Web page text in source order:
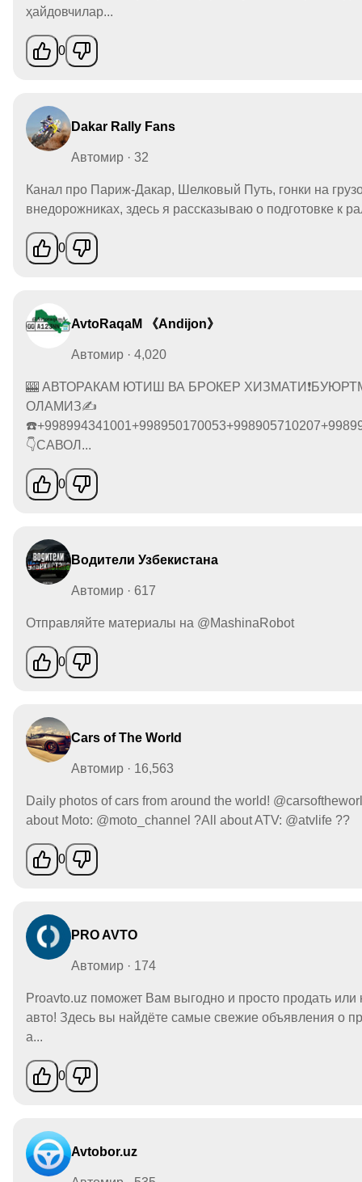
ҳайдовчилар...
0
Dakar Rally Fans
Автомир · 32
Канал про Париж-Дакар, Шелковый Путь, гонки на
внедорожниках, здесь я рассказываю о подготовке к
0
AvtoRaqaM 《Andijon》
Автомир · 4,020
🎰 АВТОРАКАМ ЮТИШ ВА БРОКЕР
ОЛАМИЗ✍️
👇САВОЛ...
0
Водители Узбекистана
Автомир · 617
Отправляйте материалы на @MashinaRobot
0
Cars of The World
Автомир · 16,563
Daily photos of cars from around the world!
about Moto: @moto_channel ?All about ATV: @atvlife ??
0
PRO AVTO
Автомир · 174
Proavto.uz поможет Вам выгодно и просто продать или
авто! Здесь вы найдёте самые свежие объявления о
а...
0
Avtobor.uz